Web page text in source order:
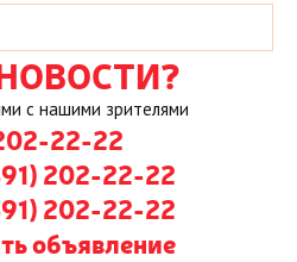
с нашими зрителями
22-22
202-22-22
202-22-22
объявление